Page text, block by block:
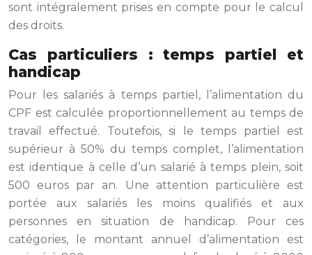
sont intégralement prises en compte pour le calcul
des droits.
Cas particuliers : temps partiel et
handicap
Pour les salariés à temps partiel, l’alimentation du
CPF est calculée proportionnellement au temps de
travail effectué. Toutefois, si le temps partiel est
supérieur à 50% du temps complet, l’alimentation
est identique à celle d’un salarié à temps plein, soit
500 euros par an. Une attention particulière est
portée aux salariés les moins qualifiés et aux
personnes en situation de handicap. Pour ces
catégories, le montant annuel d’alimentation est